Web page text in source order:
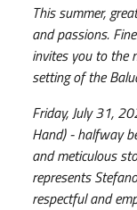
This summer,
and passions.
invites you to the
setting of the
Friday, July 31,
Hand) - halfway
and meticulous
represents
respectful and